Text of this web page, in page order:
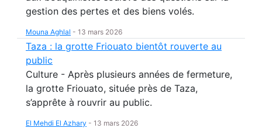
gestion des pertes et des biens volés.
Mouna Aghlal - 13 mars 2026
Taza : la grotte Friouato bientôt rouverte au
public
Culture - Après plusieurs années de fermeture,
la grotte Friouato, située près de Taza,
s’apprête à rouvrir au public.
El Mehdi El Azhary - 13 mars 2026